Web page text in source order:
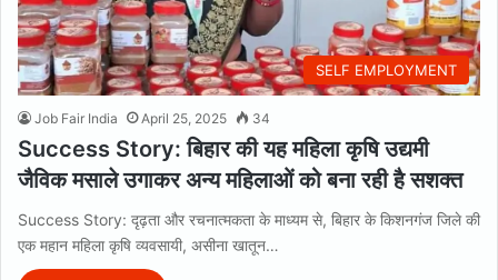
SELF EMPLOYMENT
Job Fair India April 25, 2025 34
Success Story: बिहार की यह महिला कृषि उद्यमी
जैविक मसाले उगाकर अन्य महिलाओं को बना रही है सशक्त
Success Story: दृढ़ता और रचनात्मकता के माध्यम से, बिहार के किशनगंज जिले की
एक महान महिला कृषि व्यवसायी, असीना खातून…